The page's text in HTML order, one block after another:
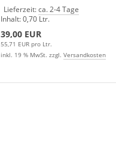
Lieferzeit:ca. 2-4 Tage
Inhalt: 0,70 Ltr.
39,00 EUR
55,71 EUR pro Ltr.
inkl. 19 % MwSt. zzgl. Versandkosten